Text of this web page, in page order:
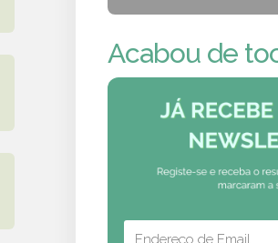
Acabou de